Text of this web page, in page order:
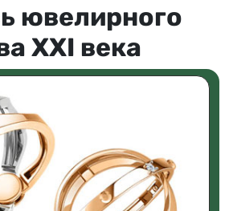
ювелирного
XXI века